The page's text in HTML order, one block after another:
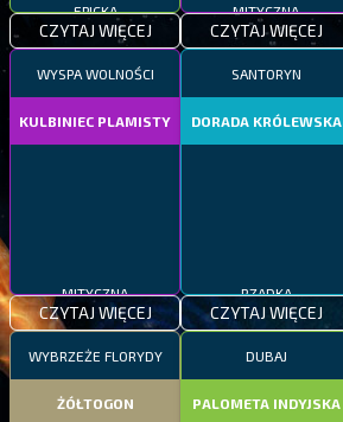
EPICKA
CZYTAJ WIĘCEJ
MITYCZNA
CZYTAJ WIĘCEJ
WYSPA WOLNOŚCI
KULBINIEC PLAMISTY
MITYCZNA
CZYTAJ WIĘCEJ
SANTORYN
DORADA KRÓLEWSKA
CZYTAJ WIĘCEJ
WYBRZEŻE FLORYDY
ŻÓŁTOGON
DUBAJ
PALOMETA INDYJSKA